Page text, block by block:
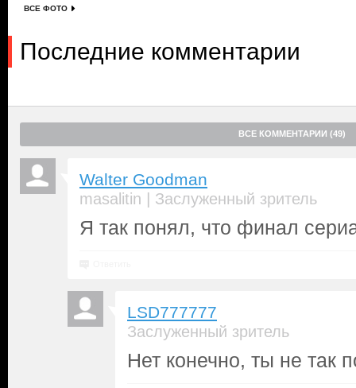
ВСЕ ФОТО
Последние комментарии
ВСЕ КОММЕНТАРИИ (49)
Walter Goodman
masalitin | Заслуженный зритель
Я так понял, что финал
LSD777777
Заслуженный зритель
Нет конечно, ты не так